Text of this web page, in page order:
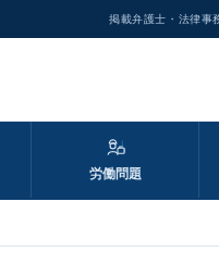
掲載弁護士・法律事
労働問題